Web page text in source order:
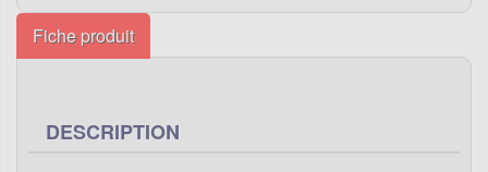
Fiche produit
DESCRIPTION